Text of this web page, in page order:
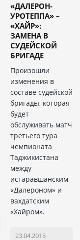
«ДАЛЕРОН-
УРОТЕППА» –
«ХАЙР»:
ЗАМЕНА В
СУДЕЙСКОЙ
БРИГАДЕ
Произошли
изменения в
составе судейской
бригады, которая
будет
обслуживать матч
третьего тура
чемпионата
Таджикистана
между
истаравшанским
«Далероном» и
вахдатским
«Хайром».
23.04.2015